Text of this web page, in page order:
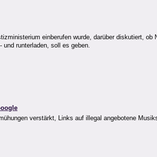
einberufen wurde, darüber diskutiert,
runterladen, soll es geben.
verstärkt, Links auf illegal angebotene